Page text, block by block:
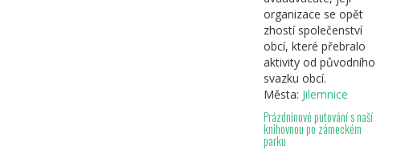
organizace se opět
zhostí společenství
obcí, které přebralo
aktivity od původního
svazku obcí.
Města: Jilemnice
Prázdninové putování s naší
knihovnou po zámeckém
parku